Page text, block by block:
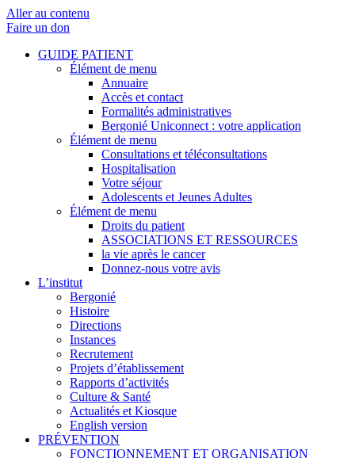
Aller au contenu
Faire un don
GUIDE PATIENT
Élément de menu
Annuaire
Accès et contact
Formalités administratives
Bergonié Uniconnect : votre application
Élément de menu
Consultations et téléconsultations
Hospitalisation
Votre séjour
Adolescents et Jeunes Adultes
Élément de menu
Droits du patient
ASSOCIATIONS ET RESSOURCES
la vie après le cancer
Donnez-nous votre avis
L’institut
Bergonié
Histoire
Directions
Instances
Recrutement
Projets d’établissement
Rapports d’activités
Culture & Santé
Actualités et Kiosque
English version
PRÉVENTION
FONCTIONNEMENT ET ORGANISATION